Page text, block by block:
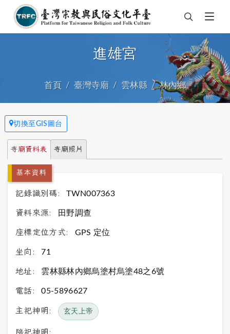
進雄宮
首頁 臺灣寺廟 雲林縣 林內鄉
切換至GIS圖台
寺廟資料表 寺廟照片
基本資料
記錄識別碼: TWN007363
資料來源: 田野調查
座標定位方式: GPS 定位
坐向: 71
地址: 雲林縣林內鄉烏塗村烏塗48之6號
電話: 05-5896627
主祀神明: 玄天上帝
陪祀神明: